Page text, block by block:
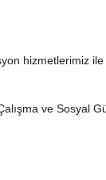
hizmetlerimiz ile
ve Sosyal